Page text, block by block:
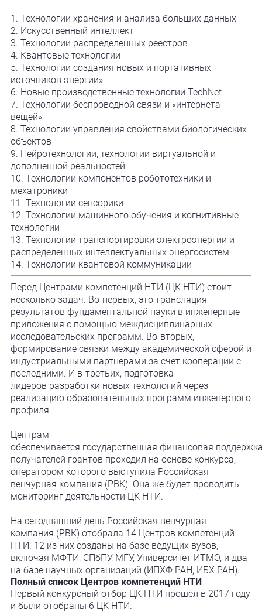
1. Технологии хранения и анализа больших данных
2. Искусственный интеллект
3. Технологии распределенных реестров
4. Квантовые технологии
5. Технологии создания новых и портативных
источников энергии»
6. Новые производственные технологии TechNet
7. Технологии беспроводной связи и «интернета
вещей»
8. Технологии управления свойствами биологических
объектов
9. Нейротехнологии, технологии виртуальной и
дополненной реальностей
10. Технологии компонентов робототехники и
мехатроники
11. Технологии сенсорики
12. Технологии машинного обучения и когнитивные
технологии
13. Технологии транспортировки электроэнергии и
распределенных интеллектуальных энергосистем
14. Технологии квантовой коммуникации
Перед Центрами компетенций НТИ (ЦК НТИ) стоит
несколько задач. Во-первых, это трансляция
результатов фундаментальной науки в инженерные
приложения с помощью междисциплинарных
исследовательских программ. Во-вторых,
формирование связки между академической сферой и
индустриальными партнерами за счет кооперации с
последними. И в-третьих, подготовка
лидеров разработки новых технологий через
реализацию образовательных программ инженерного
профиля.
Центрам
обеспечивается государственная финансовая
получателей грантов проходил на основе конкурса,
оператором которого выступила Российская
венчурная компания (РВК). Она же будет проводить
мониторинг деятельности ЦК НТИ.
На сегодняшний день Российская венчурная
компания (РВК) отобрала 14 Центров компетенций
НТИ. 12 из них созданы на базе ведущих вузов,
включая МФТИ, СПбПУ, МГУ, Университет ИТМО, и два
на базе научных организаций (ИПХФ РАН, ИБХ РАН).
Полный список Центров компетенций НТИ
Первый конкурсный отбор ЦК НТИ прошел в 2017 году
и были отобраны 6 ЦК НТИ.